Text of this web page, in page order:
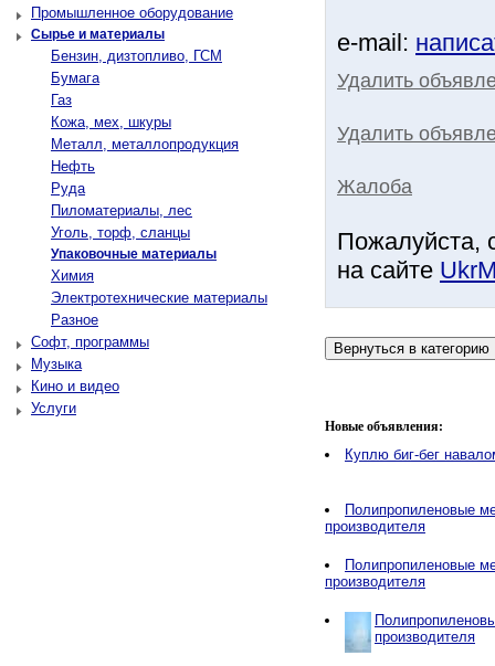
Промышленное оборудование
Сырье и материалы
Бензин, дизтопливо, ГСМ
Бумага
Газ
Кожа, мех, шкуры
Металл, металлопродукция
Нефть
Руда
Пиломатериалы, лес
Уголь, торф, сланцы
Упаковочные материалы
Химия
Электротехнические материалы
Разное
Софт, программы
Музыка
Кино и видео
Услуги
e-mail:
Удалить
Удалить
Жалоба
Пожалуйста,
на сайте
Новые объявления:
Куплю биг-бег
Полипропиленовые
производителя
Полипропиленовые
производителя
производителя